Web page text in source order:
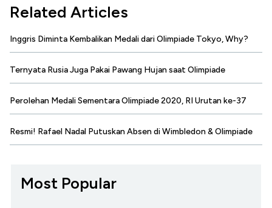
Related Articles
Inggris Diminta Kembalikan Medali dari Olimpiade Tokyo, Why?
Ternyata Rusia Juga Pakai Pawang Hujan saat Olimpiade
Perolehan Medali Sementara Olimpiade 2020, RI Urutan ke-37
Resmi! Rafael Nadal Putuskan Absen di Wimbledon & Olimpiade
Most Popular